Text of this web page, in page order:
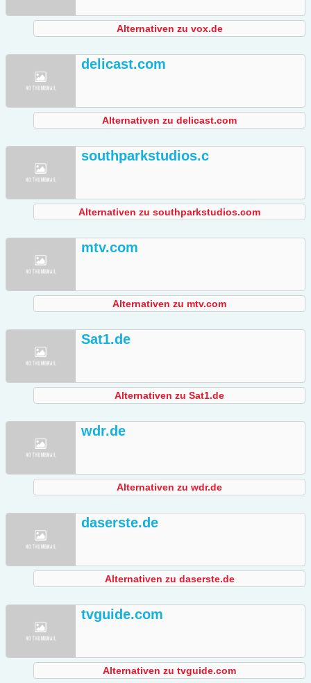
Alternativen zu vox.de
delicast.com
Alternativen zu delicast.com
southparkstudios.c
Alternativen zu southparkstudios.com
mtv.com
Alternativen zu mtv.com
Sat1.de
Alternativen zu Sat1.de
wdr.de
Alternativen zu wdr.de
daserste.de
Alternativen zu daserste.de
tvguide.com
Alternativen zu tvguide.com